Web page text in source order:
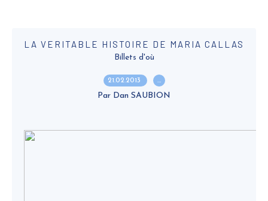
LA VERITABLE HISTOIRE DE MARIA CALLAS
Billets d'où
21.02.2013 …
Par Dan SAUBION